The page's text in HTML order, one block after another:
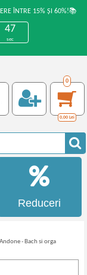
ÎNTRE 15% ȘI 60%!📚
47
sec
0
0,00 Lei
Reduceri
- Bach si orga